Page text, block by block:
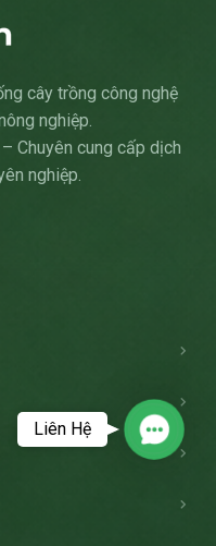
cây trồng công nghệ
nghiệp.
Chuyên cung cấp dịch
nghiệp.
Liên Hệ